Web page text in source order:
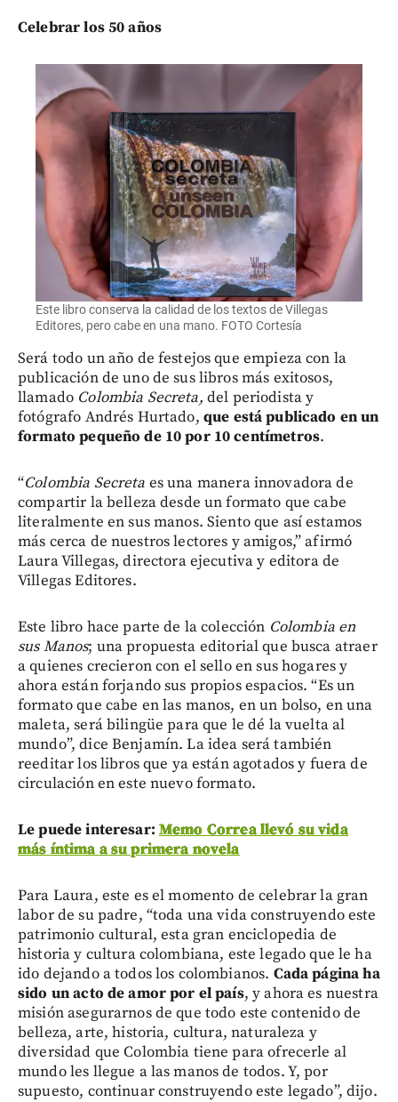
Celebrar los 50 años
Este libro conserva la calidad de los textos de Villegas
Editores, pero cabe en una mano. FOTO Cortesía
Será todo un año de festejos que empieza con la
publicación de uno de sus libros más exitosos,
llamado Colombia Secreta, del periodista y
fotógrafo Andrés Hurtado, que está publicado en un
formato pequeño de 10 por 10 centímetros.
“Colombia Secreta es una manera innovadora de
compartir la belleza desde un formato que cabe
literalmente en sus manos. Siento que así estamos
más cerca de nuestros lectores y amigos,” afirmó
Laura Villegas, directora ejecutiva y editora de
Villegas Editores.
Este libro hace parte de la colección Colombia en
sus Manos; una propuesta editorial que busca atraer
a quienes crecieron con el sello en sus hogares y
ahora están forjando sus propios espacios. “Es un
formato que cabe en las manos, en un bolso, en una
maleta, será bilingüe para que le dé la vuelta al
mundo”, dice Benjamín. La idea será también
reeditar los libros que ya están agotados y fuera de
circulación en este nuevo formato.
Le puede interesar: Memo Correa llevó su vida
más íntima a su primera novela
Para Laura, este es el momento de celebrar la gran
labor de su padre, “toda una vida construyendo este
patrimonio cultural, esta gran enciclopedia de
historia y cultura colombiana, este legado que le ha
ido dejando a todos los colombianos. Cada página ha
sido un acto de amor por el país, y ahora es nuestra
misión asegurarnos de que todo este contenido de
belleza, arte, historia, cultura, naturaleza y
diversidad que Colombia tiene para ofrecerle al
mundo les llegue a las manos de todos. Y, por
supuesto, continuar construyendo este legado”, dijo.